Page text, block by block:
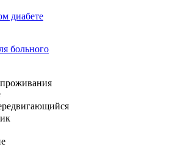
диабете
больного
проживания